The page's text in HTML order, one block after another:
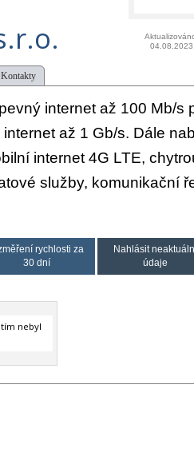
04.08.2023
Kontakty
internet až 100 Mb/s
až 1 Gb/s. Dále
internet 4G LTE,
služby, komunikační
rychlosti za
30 dní
Nahlásit
údaje
nebyl